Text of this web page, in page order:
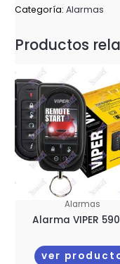
Categoría:Alarmas
Productos
Alarmas
Alarma VIPER
ver